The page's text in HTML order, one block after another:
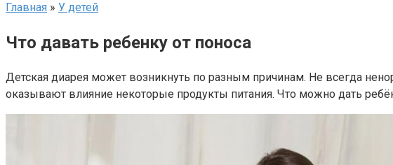
Главная » У детей
Что давать ребенку от поноса
Детская диарея может возникнуть по разным причинам. Не всегда
оказывают влияние некоторые продукты питания. Что можно дать